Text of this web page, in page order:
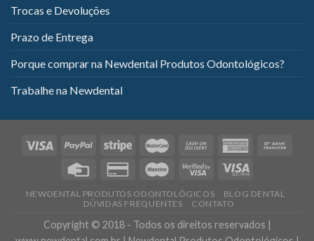
Trocas e Devoluções
Prazo de Entrega
Porque comprar na Newdental Produtos Odontológicos?
Trabalhe na Newdental
NEWDENTAL PRODUTOS ODONTOLÓGICOS
BLOG DENTAL
DÚVIDAS FREQUENTES
CONTATO
Copyright © 2018 - Todos os direitos reservados |